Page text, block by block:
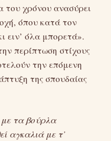
του χρόνου ανασύρει
όπου κατά τον
ειν’ όλα μπορετά».
περίπτωση στίχους
την επόμενη
της σπουδαίας
με τα βούρλα
αγκαλιά με τ’